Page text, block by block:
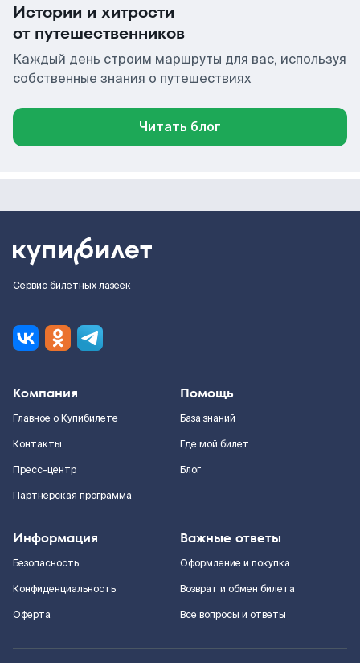
Истории и хитрости
от путешественников
Каждый день строим маршруты для вас, используя
собственные знания о путешествиях
Читать блог
Сервис билетных лазеек
Компания
Главное о Купибилете
Контакты
Пресс-центр
Партнерская программа
Помощь
База знаний
Где мой билет
Блог
Информация
Безопасность
Конфиденциальность
Оферта
Важные ответы
Оформление и покупка
Возврат и обмен билета
Все вопросы и ответы